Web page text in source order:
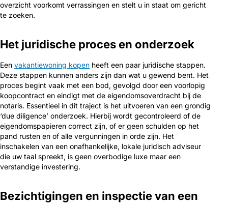
overzicht voorkomt verrassingen en stelt u in staat om gericht
te zoeken.
Het juridische proces en onderzoek
Een vakantiewoning kopen heeft een paar juridische stappen.
Deze stappen kunnen anders zijn dan wat u gewend bent. Het
proces begint vaak met een bod, gevolgd door een voorlopig
koopcontract en eindigt met de eigendomsoverdracht bij de
notaris. Essentieel in dit traject is het uitvoeren van een grondig
‘due diligence’ onderzoek. Hierbij wordt gecontroleerd of de
eigendomspapieren correct zijn, of er geen schulden op het
pand rusten en of alle vergunningen in orde zijn. Het
inschakelen van een onafhankelijke, lokale juridisch adviseur
die uw taal spreekt, is geen overbodige luxe maar een
verstandige investering.
Bezichtigingen en inspectie van een